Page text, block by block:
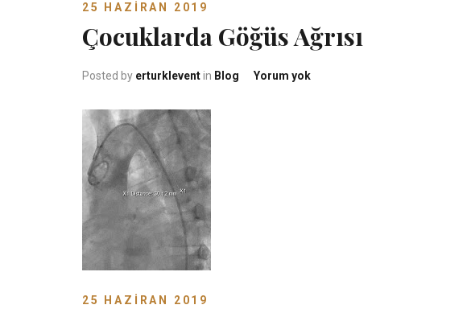
25 HAZIRAN 2019
Çocuklarda Göğüs Ağrısı
Posted by erturkleventin Blog Yorum yokÇocuklarda Göğüs Ağrısı
25 HAZIRAN 2019